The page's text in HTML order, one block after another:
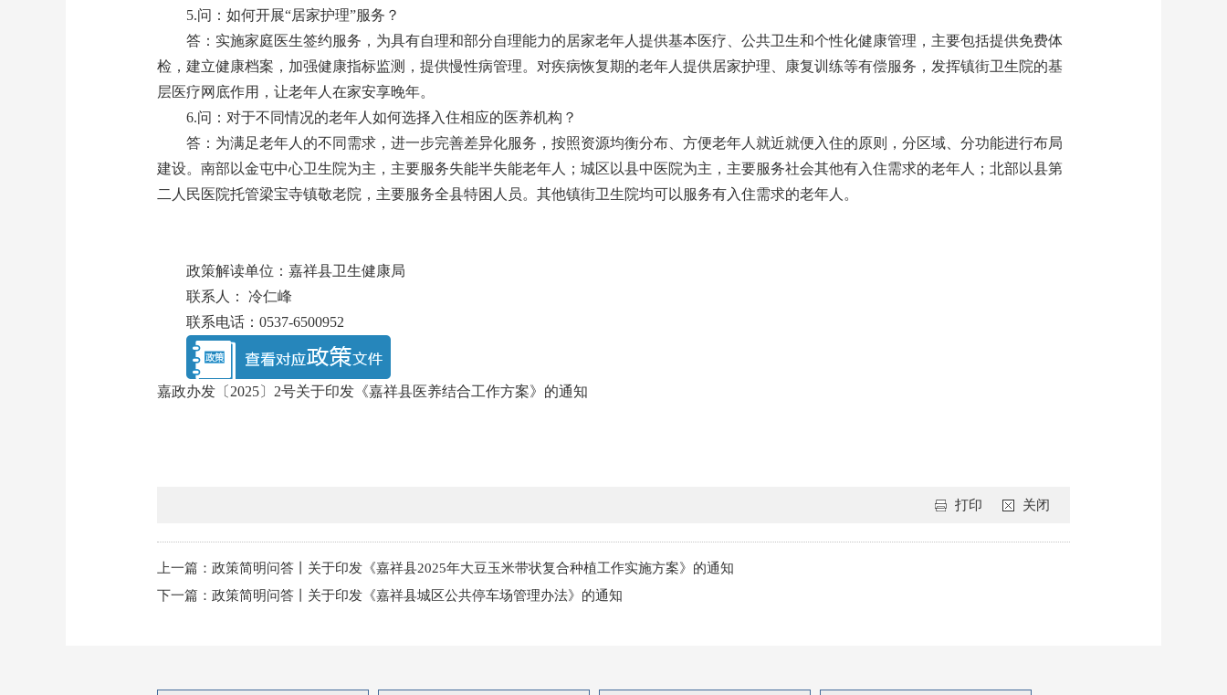
5.问：如何开展“居家护理”服务？
答：实施家庭医生签约服务，为具有自理和部分自理能力的居家老年人提供基本医疗、公共卫生和个性化健康管理，主要包括提供免费体
检，建立健康档案，加强健康指标监测，提供慢性病管理。对疾病恢复期的老年人提供居家护理、康复训练等有偿服务，发挥镇街卫生院的基
层医疗网底作用，让老年人在家安享晚年。
6.问：对于不同情况的老年人如何选择入住相应的医养机构？
答：为满足老年人的不同需求，进一步完善差异化服务，按照资源均衡分布、方便老年人就近就便入住的原则，分区域、分功能进行布局
建设。南部以金屯中心卫生院为主，主要服务失能半失能老年人；城区以县中医院为主，主要服务社会其他有入住需求的老年人；北部以县第
二人民医院托管梁宝寺镇敬老院，主要服务全县特困人员。其他镇街卫生院均可以服务有入住需求的老年人。
政策解读单位：嘉祥县卫生健康局
联系人： 冷仁峰
联系电话：0537-6500952
嘉政办发〔2025〕2号关于印发《嘉祥县医养结合工作方案》的通知
关闭
打印
上一篇： 政策简明问答丨关于印发《嘉祥县2025年大豆玉米带状复合种植工作实施方案》的通知
下一篇： 政策简明问答丨关于印发《嘉祥县城区公共停车场管理办法》的通知